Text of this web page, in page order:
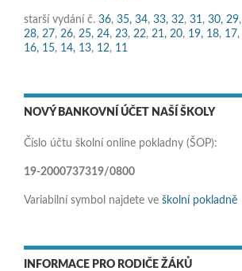
starší vydání č. 36, 35, 34, 33, 32, 31, 30, 29,
28, 27, 26, 25, 24, 23, 22, 21, 20, 19, 18, 17,
16, 15, 14, 13, 12, 11
NOVÝ BANKOVNÍ ÚČET NAŠÍ ŠKOLY
Číslo účtu školní online pokladny (ŠOP):
19-2000737319/0800
Variabilní symbol najdete ve školní pokladně
INFORMACE PRO RODIČE ŽÁKŮ